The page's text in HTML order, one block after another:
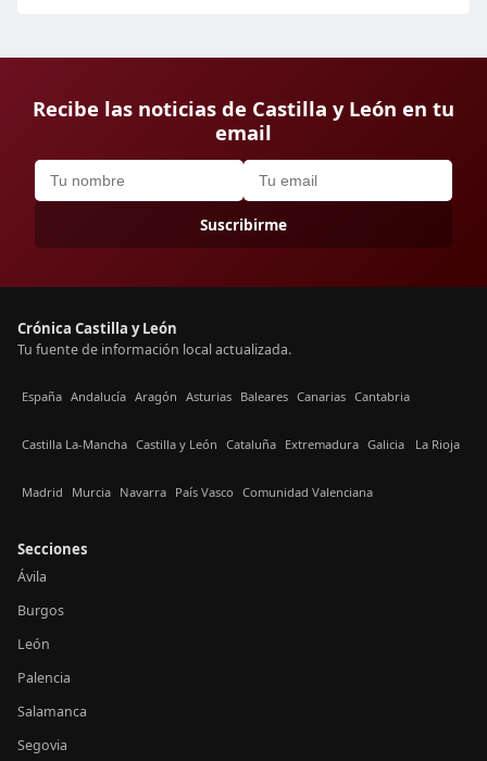
Recibe las noticias de Castilla y León en tu
email
Suscribirme
Crónica Castilla y León
Tu fuente de información local actualizada.
España Andalucía Aragón Asturias Baleares Canarias Cantabria
Castilla La-Mancha Castilla y León Cataluña Extremadura Galicia La Rioja
Madrid Murcia Navarra País Vasco Comunidad Valenciana
Secciones
Ávila
Burgos
León
Palencia
Salamanca
Segovia